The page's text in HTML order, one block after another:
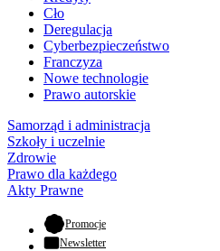
Cło
Deregulacja
Cyberbezpieczeństwo
Franczyza
Nowe technologie
Prawo autorskie
Samorząd i administracja
Szkoły i uczelnie
Zdrowie
Prawo dla każdego
Akty Prawne
Promocje- otwiera się w nowej karcie
Newsletter